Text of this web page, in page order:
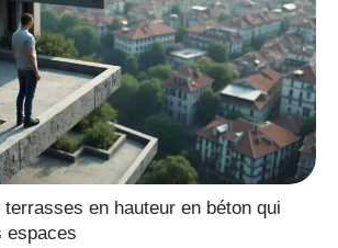
en hauteur en béton qui
espaces